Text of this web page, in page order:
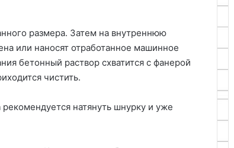
размера. Затем на внутреннюю
или наносят отработанное машинное
бетонный раствор схватится с фанерой
чистить.
натянуть шнурку и уже